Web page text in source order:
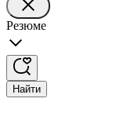
Резюме
Найти